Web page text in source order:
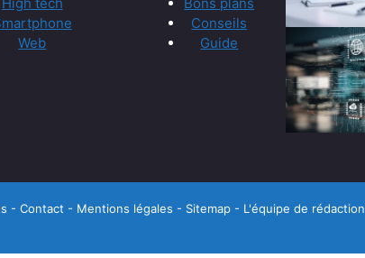
Web
Conseils
Guide
- Contact - Mentions légales - Sitemap - L'équipe de rédaction